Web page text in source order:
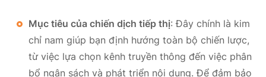
Mục tiêu của chiến dịch tiếp thị: Đây chính là kim
chỉ nam giúp bạn định hướng toàn bộ chiến lược,
từ việc lựa chọn kênh truyền thông đến việc phân
bổ ngân sách và phát triển nội dung. Để đảm bảo